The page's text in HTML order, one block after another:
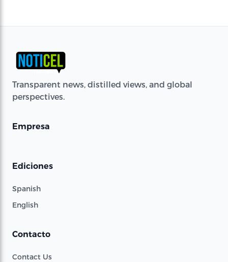
Transparent news, distilled views, and global
perspectives.
Empresa
Ediciones
Spanish
English
Contacto
Contact Us